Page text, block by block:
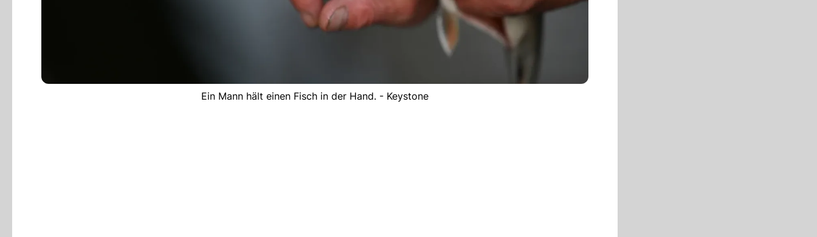
Ein Mann hält einen Fisch in der Hand. - Keystone